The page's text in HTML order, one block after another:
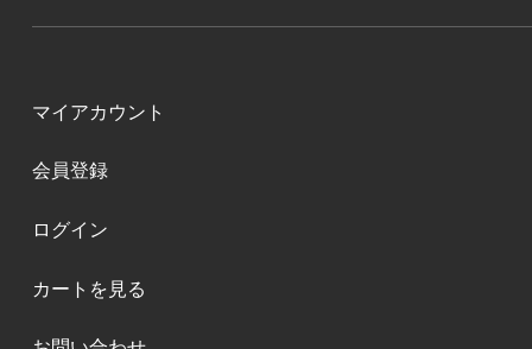
マイアカウント
会員登録
ログイン
カートを見る